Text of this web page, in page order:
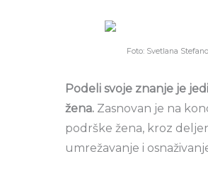
Foto: Svetlana
Podeli svoje znanje je
žena. Zasnovan je na
podrške žena, kroz
umrežavanje i